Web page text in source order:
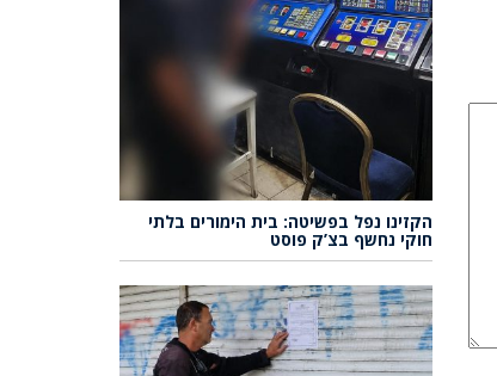
הקזינו נפל בפשיטה: בית הימורים בלתי
חוקי נחשף בצ’ק פוסט